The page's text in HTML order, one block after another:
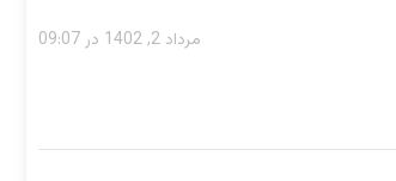
مرداد 2, 1402 در 09:07